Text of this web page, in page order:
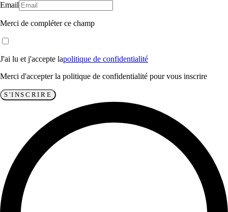
Email
Merci de compléter ce champ
J'ai lu et j'accepte lapolitique de confidentialité
Merci d'accepter la politique de confidentialité pour vous inscrire
S'INSCRIRE